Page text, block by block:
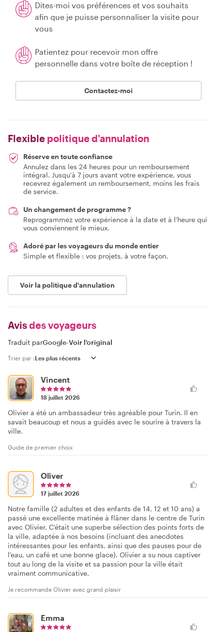
Dites-moi vos préférences et vos souhaits
afin que je puisse personnaliser la visite pour
vous
Patientez pour recevoir mon offre
personnelle dans votre boîte de réception !
Contactez-moi
Flexible politique d'annulation
Réserve en toute confiance
Annulez dans les 24 heures pour un remboursement
intégral. Jusqu'à 7 jours avant votre expérience, vous
recevrez également un remboursement, moins les frais
de service.
Un changement de programme ?
Reprogrammez votre expérience à la date et à l'heure qui
vous conviennent le mieux.
Adoré par les voyageurs du monde entier
Simple et flexible : vos projets, à votre façon.
Voir la politique d'annulation
Avisdes voyageurs
Traduit parGoogle-Voir l'original
Trier par :
Vincent
18 juillet 2026
Olivier a été un ambassadeur très agréable pour Turin. Il en
savait beaucoup et nous a guidés avec le sourire à travers la
ville.
Guide de premier choix
Oliver
17 juillet 2026
Notre famille (2 adultes et des enfants de 14, 12 et 10 ans) a
passé une excellente matinée à flâner dans le centre de Turin
avec Olivier. C'était une superbe sélection des points forts de
la ville, adaptée à nos besoins (incluant des anecdotes
intéressantes pour les enfants, ainsi que des pauses pour de
l'eau, un café et une bonne glace). Olivier a su nous captiver
tout au long de la visite et sa passion pour la ville était
vraiment communicative.
Je recommande Olivier avec grand plaisir
Emma